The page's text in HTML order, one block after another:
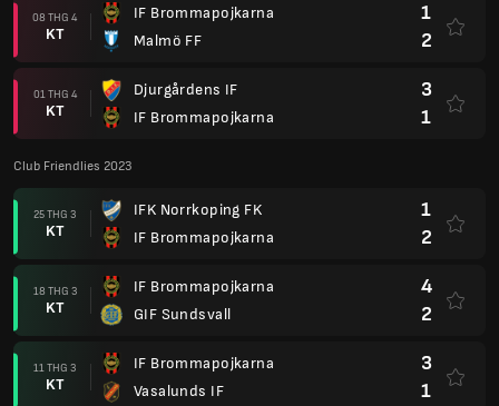
08 THG 4
KT
IF Brommapojkarna
Malmö FF
1
2
01 THG 4
KT
Djurgårdens IF
IF Brommapojkarna
3
1
Club Friendlies 2023
25 THG 3
KT
IFK Norrkoping FK
IF Brommapojkarna
1
2
18 THG 3
KT
IF Brommapojkarna
GIF Sundsvall
4
2
11 THG 3
KT
IF Brommapojkarna
Vasalunds IF
3
1